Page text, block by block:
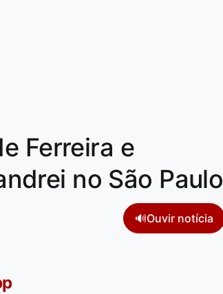
Ferreira e
no São Paulo
🔊Ouvir notícia